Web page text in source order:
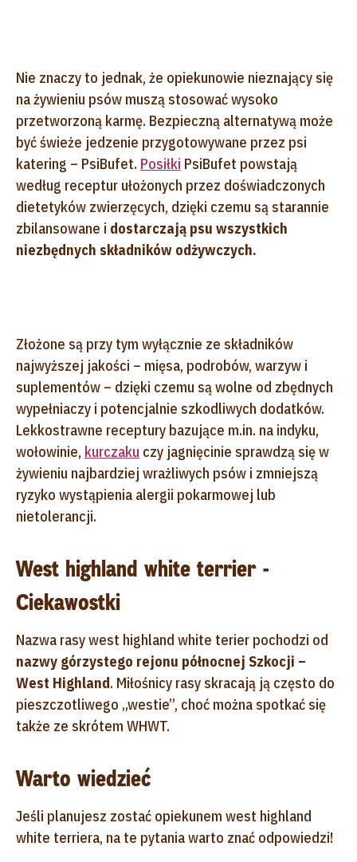
Nie znaczy to jednak, że opiekunowie nieznający się
na żywieniu psów muszą stosować wysoko
przetworzoną karmę. Bezpieczną alternatywą może
być świeże jedzenie przygotowywane przez psi
katering – PsiBufet. Posiłki PsiBufet powstają
według receptur ułożonych przez doświadczonych
dietetyków zwierzęcych, dzięki czemu są starannie
zbilansowane i dostarczają psu wszystkich
niezbędnych składników odżywczych.
Złożone są przy tym wyłącznie ze składników
najwyższej jakości – mięsa, podrobów, warzyw i
suplementów – dzięki czemu są wolne od zbędnych
wypełniaczy i potencjalnie szkodliwych dodatków.
Lekkostrawne receptury bazujące m.in. na indyku,
wołowinie, kurczaku czy jagnięcinie sprawdzą się w
żywieniu najbardziej wrażliwych psów i zmniejszą
ryzyko wystąpienia alergii pokarmowej lub
nietolerancji.
West highland white terrier -
Ciekawostki
Nazwa rasy west highland white terier pochodzi od
nazwy górzystego rejonu północnej Szkocji –
West Highland. Miłośnicy rasy skracają ją często do
pieszczotliwego „westie”, choć można spotkać się
także ze skrótem WHWT.
Warto wiedzieć
Jeśli planujesz zostać opiekunem west highland
white terriera, na te pytania warto znać odpowiedzi!